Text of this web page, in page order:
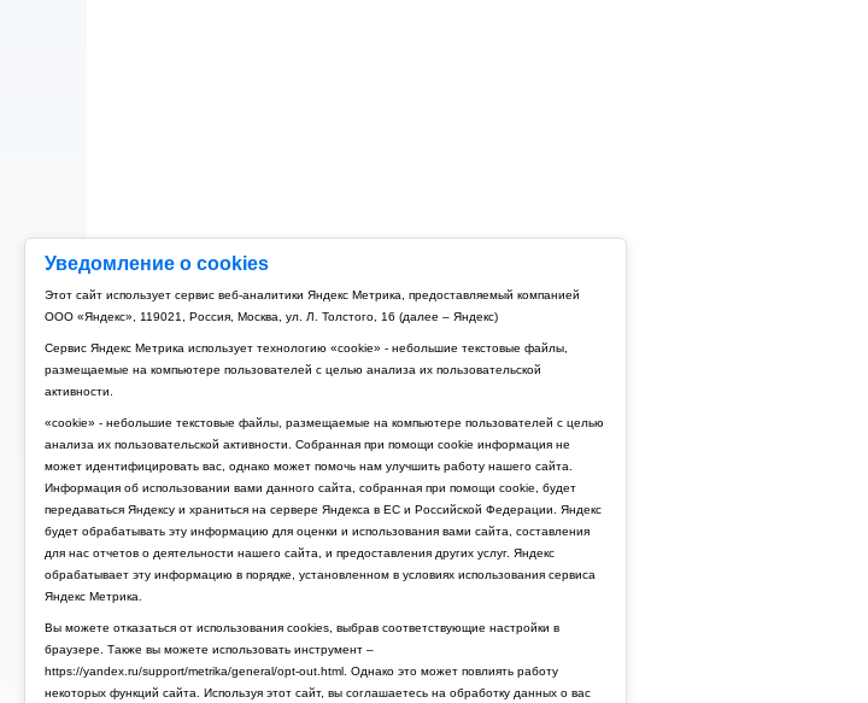
Уведомление о cookies
Этот сайт использует сервис веб-аналитики Яндекс Метрика, предоставляемый компанией
ООО «Яндекс», 119021, Россия, Москва, ул. Л. Толстого, 16 (далее – Яндекс)
Сервис Яндекс Метрика использует технологию «cookie» - небольшие текстовые файлы,
размещаемые на компьютере пользователей с целью анализа их пользовательской
активности.
«cookie» - небольшие текстовые файлы, размещаемые на компьютере пользователей с целью
анализа их пользовательской активности. Собранная при помощи cookie информация не
может идентифицировать вас, однако может помочь нам улучшить работу нашего сайта.
Информация об использовании вами данного сайта, собранная при помощи cookie, будет
передаваться Яндексу и храниться на сервере Яндекса в ЕС и Российской Федерации. Яндекс
будет обрабатывать эту информацию для оценки и использования вами сайта, составления
для нас отчетов о деятельности нашего сайта, и предоставления других услуг. Яндекс
обрабатывает эту информацию в порядке, установленном в условиях использования сервиса
Яндекс Метрика.
Вы можете отказаться от использования cookies, выбрав соответствующие настройки в
браузере. Также вы можете использовать инструмент –
https://yandex.ru/support/metrika/general/opt-out.html. Однако это может повлиять работу
некоторых функций сайта. Используя этот сайт, вы соглашаетесь на обработку данных о вас